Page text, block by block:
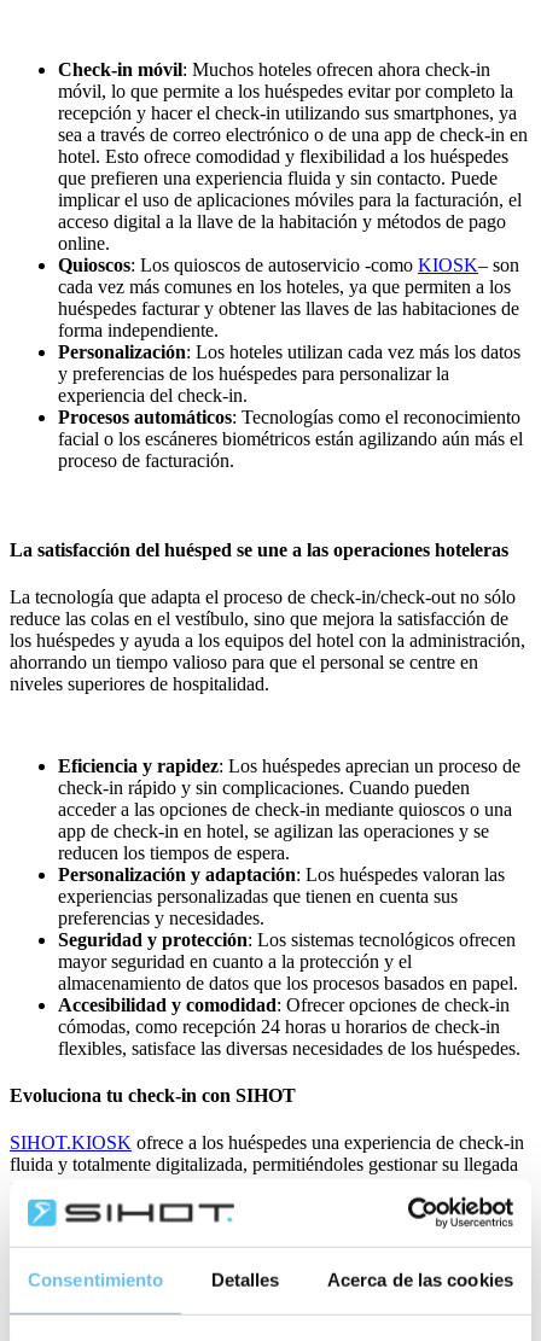
Consentimiento Detalles Acerca de las cookies
Check-in móvil: Muchos hoteles ofrecen ahora check-in
móvil, lo que permite a los huéspedes evitar por completo la
recepción y hacer el check-in utilizando sus smartphones, ya
sea a través de correo electrónico o de una app de check-in en
hotel. Esto ofrece comodidad y flexibilidad a los huéspedes
que prefieren una experiencia fluida y sin contacto. Puede
implicar el uso de aplicaciones móviles para la facturación, el
acceso digital a la llave de la habitación y métodos de pago
online.
Quioscos: Los quioscos de autoservicio -como KIOSK– son
cada vez más comunes en los hoteles, ya que permiten a los
huéspedes facturar y obtener las llaves de las habitaciones de
forma independiente.
Personalización: Los hoteles utilizan cada vez más los datos
y preferencias de los huéspedes para personalizar la
experiencia del check-in.
Procesos automáticos: Tecnologías como el reconocimiento
facial o los escáneres biométricos están agilizando aún más el
proceso de facturación.
La satisfacción del huésped se une a las operaciones hoteleras
La tecnología que adapta el proceso de check-in/check-out no sólo
reduce las colas en el vestíbulo, sino que mejora la satisfacción de
los huéspedes y ayuda a los equipos del hotel con la administración,
ahorrando un tiempo valioso para que el personal se centre en
niveles superiores de hospitalidad.
Eficiencia y rapidez: Los huéspedes aprecian un proceso de
check-in rápido y sin complicaciones. Cuando pueden
acceder a las opciones de check-in mediante quioscos o una
app de check-in en hotel, se agilizan las operaciones y se
reducen los tiempos de espera.
Personalización y adaptación: Los huéspedes valoran las
experiencias personalizadas que tienen en cuenta sus
preferencias y necesidades.
Seguridad y protección: Los sistemas tecnológicos ofrecen
mayor seguridad en cuanto a la protección y el
almacenamiento de datos que los procesos basados en papel.
Accesibilidad y comodidad: Ofrecer opciones de check-in
cómodas, como recepción 24 horas u horarios de check-in
flexibles, satisface las diversas necesidades de los huéspedes.
Evoluciona tu check-in con SIHOT
SIHOT.KIOSK ofrece a los huéspedes una experiencia de check-in
fluida y totalmente digitalizada, permitiéndoles gestionar su llegada
al hotel de la forma que deseen.
Hemos seguido el guest journey para digitalizar los puntos de
contacto que marcan la diferencia, proporcionándoles el control y
mejorando su experiencia en general. El terminal SIHOT.KIOSK